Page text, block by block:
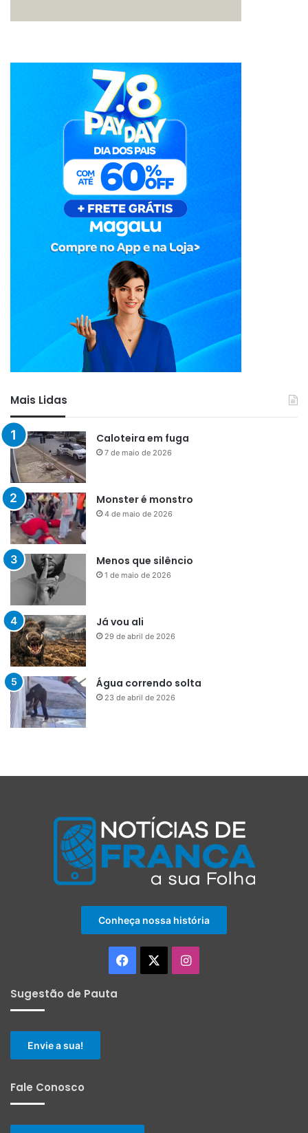
Mais Lidas
Caloteira em fuga
7 de maio de 2026
Monster é monstro
4 de maio de 2026
Menos que silêncio
1 de maio de 2026
Já vou ali
29 de abril de 2026
Água correndo solta
23 de abril de 2026
Conheça nossa história
Facebook Instagram
Sugestão de Pauta
Envie a sua!
Fale Conosco